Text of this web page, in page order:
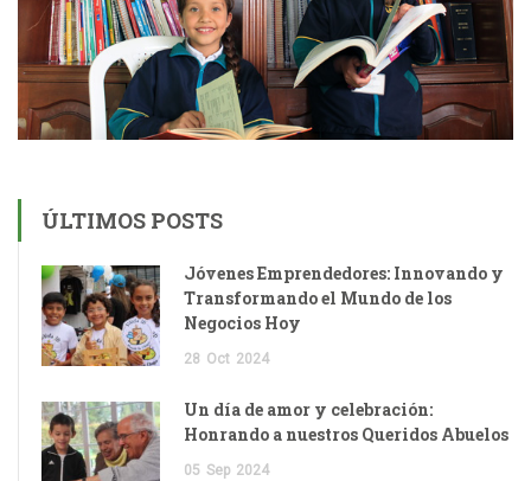
ÚLTIMOS POSTS
Jóvenes Emprendedores: Innovando y
Transformando el Mundo de los
Negocios Hoy
28 Oct 2024
Un día de amor y celebración:
Honrando a nuestros Queridos Abuelos
05 Sep 2024